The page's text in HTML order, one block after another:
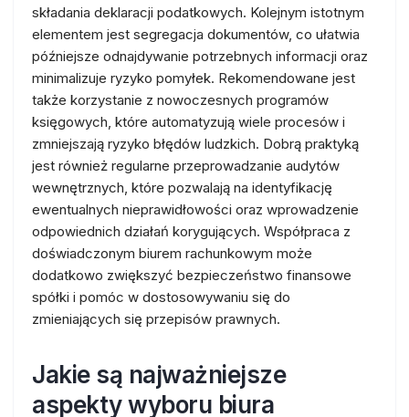
składania deklaracji podatkowych. Kolejnym istotnym
elementem jest segregacja dokumentów, co ułatwia
późniejsze odnajdywanie potrzebnych informacji oraz
minimalizuje ryzyko pomyłek. Rekomendowane jest
także korzystanie z nowoczesnych programów
księgowych, które automatyzują wiele procesów i
zmniejszają ryzyko błędów ludzkich. Dobrą praktyką
jest również regularne przeprowadzanie audytów
wewnętrznych, które pozwalają na identyfikację
ewentualnych nieprawidłowości oraz wprowadzenie
odpowiednich działań korygujących. Współpraca z
doświadczonym biurem rachunkowym może
dodatkowo zwiększyć bezpieczeństwo finansowe
spółki i pomóc w dostosowywaniu się do
zmieniających się przepisów prawnych.
Jakie są najważniejsze
aspekty wyboru biura